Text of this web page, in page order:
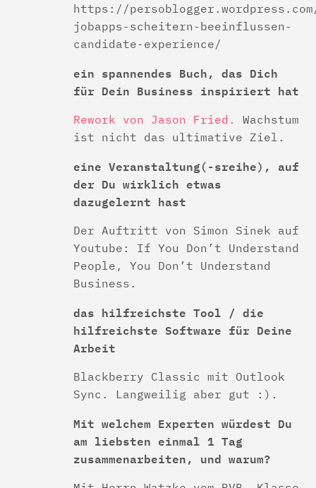
https://
jobapps-scheitern-beeinflussen-
candidate-experience/
ein spannendes Buch, das Dich
für Dein Business inspiriert hat
Rework von Jason Fried.
Wachstum
ist nicht das ultimative Ziel.
eine Veranstaltung(-sreihe), auf
der Du wirklich etwas
dazugelernt hast
Der Auftritt von Simon Sinek auf
Youtube: If You Don’t Understand
People, You Don’t Understand
Business.
das hilfreichste Tool / die
hilfreichste Software für Deine
Arbeit
Blackberry Classic mit Outlook
Sync. Langweilig aber gut :).
Mit welchem Experten würdest Du
am liebsten einmal 1 Tag
zusammenarbeiten, und warum?